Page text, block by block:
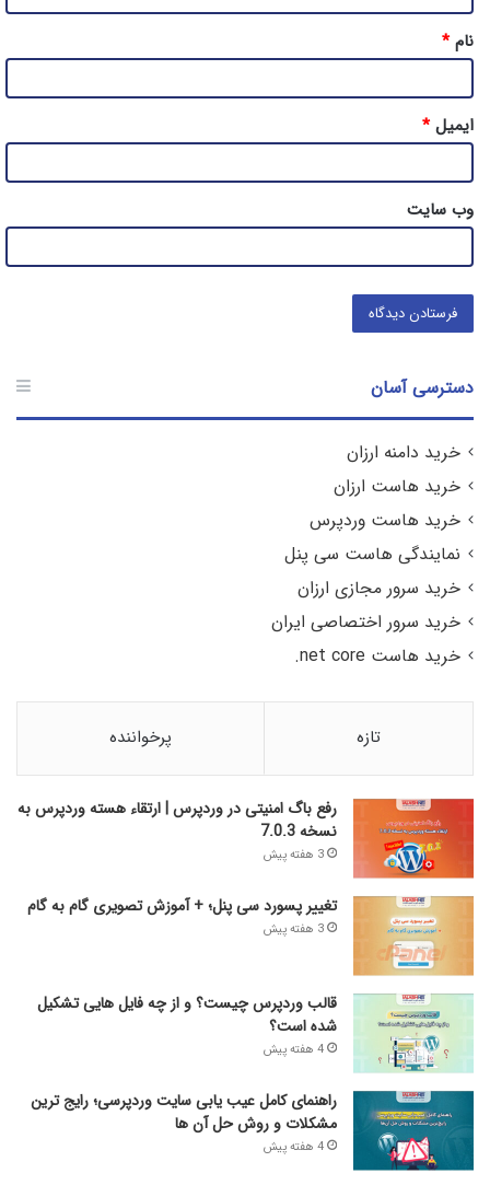
*
نام*
ایمیل*
وب‌ سایت
دسترسی آسان
خرید دامنه ارزان
خرید هاست ارزان
خرید هاست وردپرس
نمایندگی هاست سی پنل
خرید سرور مجازی ارزان
خرید سرور اختصاصی ایران
خرید هاست net core.
تازه پرخواننده
رفع باگ امنیتی در وردپرس | ارتقاء هسته وردپرس به
نسخه 7.0.3
3 هفته پیش
تغییر پسورد سی پنل؛ + آموزش تصویری گام به گام
3 هفته پیش
قالب وردپرس چیست؟ و از چه فایل­ هایی تشکیل
شده است؟
4 هفته پیش
راهنمای کامل عیب‌ یابی سایت وردپرسی؛ رایج‌ ترین
مشکلات و روش حل آن‌ ها
4 هفته پیش